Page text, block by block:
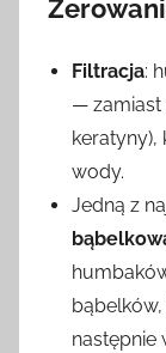
Filtracja:
— zamiast
wody.
Jedną z
następnie